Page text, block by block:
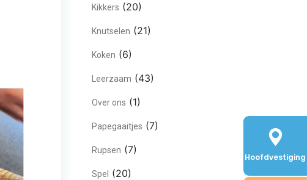
Hoofdvestiging
Kikkers (20)
Knutselen (21)
Koken (6)
Leerzaam (43)
Over ons (1)
Papegaaitjes (7)
Rupsen (7)
Spel (20)